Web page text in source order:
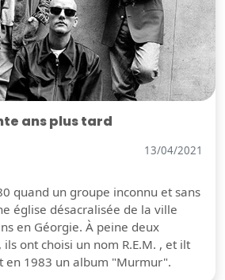
ans plus tard
13/04/2021
quand un groupe inconnu et sans
église désacralisée de la ville
en Géorgie. À peine deux
ont choisi un nom R.E.M. , et ilt
en 1983 un album "Murmur".